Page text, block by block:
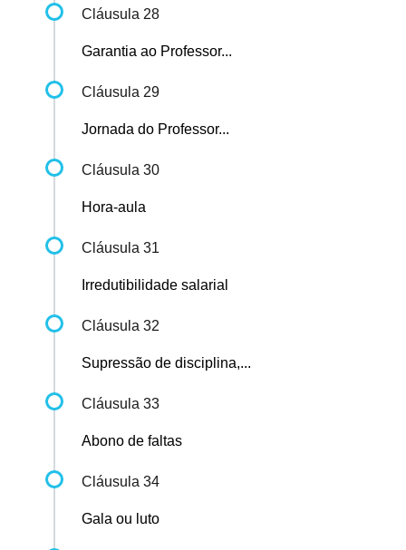
Cláusula 28
Garantia ao Professor...
Cláusula 29
Jornada do Professor...
Cláusula 30
Hora-aula
Cláusula 31
Irredutibilidade salarial
Cláusula 32
Supressão de disciplina,...
Cláusula 33
Abono de faltas
Cláusula 34
Gala ou luto